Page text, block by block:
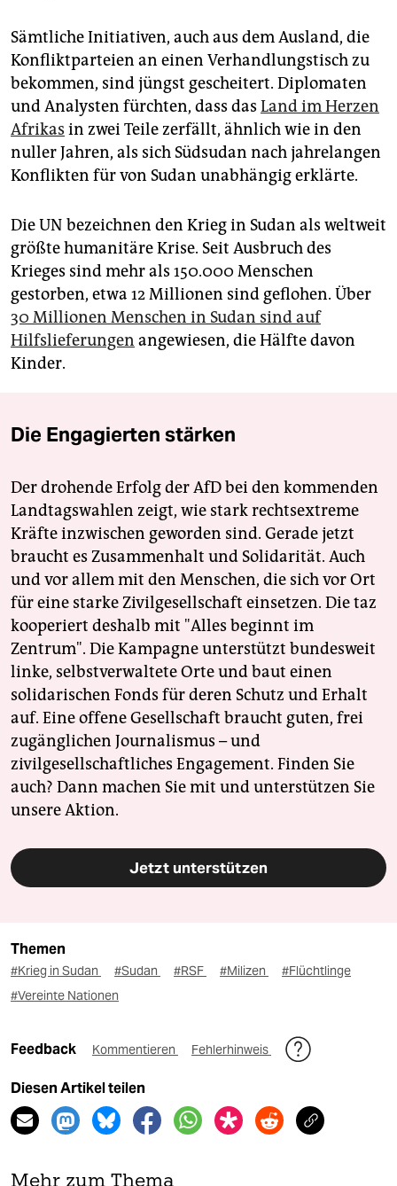
Sämtliche Initiativen, auch aus dem Ausland, die
Konfliktparteien an einen Verhandlungstisch zu
bekommen, sind jüngst gescheitert. Diplomaten
und Analysten fürchten, dass das Land im Herzen
Afrikas in zwei Teile zerfällt, ähnlich wie in den
nuller Jahren, als sich Südsudan nach jahrelangen
Konflikten für von Sudan unabhängig erklärte.
Die UN bezeichnen den Krieg in Sudan als weltweit
größte humanitäre Krise. Seit Ausbruch des
Krieges sind mehr als 150.000 Menschen
gestorben, etwa 12 Millionen sind geflohen. Über
30 Millionen Menschen in Sudan sind auf
Hilfslieferungen angewiesen, die Hälfte davon
Kinder.
Die Engagierten stärken
Der drohende Erfolg der AfD bei den kommenden
Landtagswahlen zeigt, wie stark rechtsextreme
Kräfte inzwischen geworden sind. Gerade jetzt
braucht es Zusammenhalt und Solidarität. Auch
und vor allem mit den Menschen, die sich vor Ort
für eine starke Zivilgesellschaft einsetzen. Die taz
kooperiert deshalb mit "Alles beginnt im
Zentrum". Die Kampagne unterstützt bundesweit
linke, selbstverwaltete Orte und baut einen
solidarischen Fonds für deren Schutz und Erhalt
auf. Eine offene Gesellschaft braucht guten, frei
zugänglichen Journalismus – und
zivilgesellschaftliches Engagement. Finden Sie
auch? Dann machen Sie mit und unterstützen Sie
unsere Aktion.
Jetzt unterstützen
Themen
#Krieg in Sudan #Sudan #RSF #Milizen
#Flüchtlinge
#Vereinte Nationen
Feedback Kommentieren Fehlerhinweis
Diesen Artikel teilen